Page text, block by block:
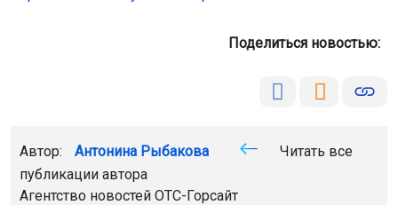
Поделиться новостью:
Автор: Антонина Рыбакова
Читать все
публикации автора
Агентство новостей ОТС-Горсайт